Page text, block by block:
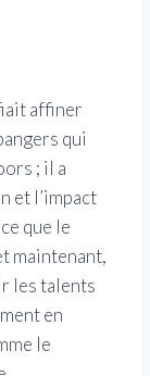
affiner
qui
; il a
et l’impact
que le
maintenant,
les talents
en
le